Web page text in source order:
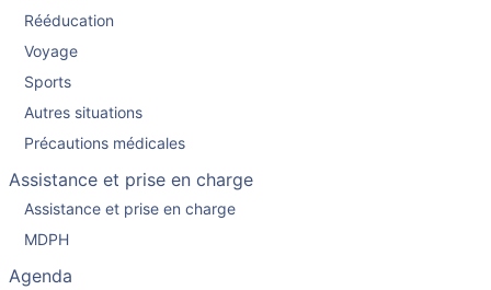
Rééducation
Voyage
Sports
Autres situations
Précautions médicales
Assistance et prise en charge
Assistance et prise en charge
MDPH
Agenda